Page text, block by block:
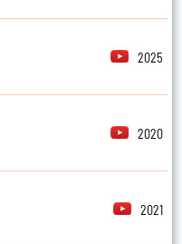
2025
2020
2021